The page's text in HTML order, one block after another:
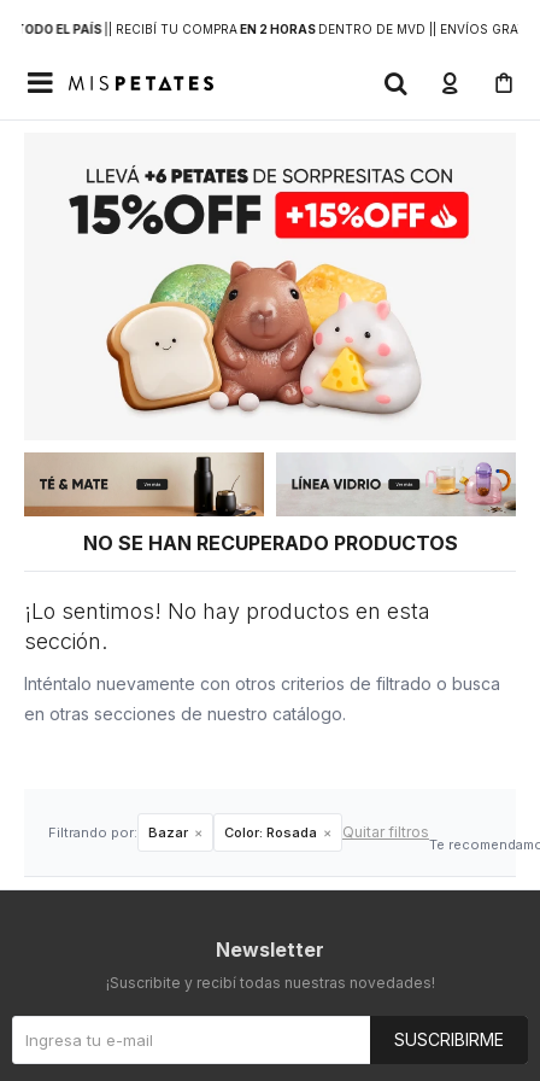
TODO EL PAÍS | RECIBÍ TU COMPRAEN 2 HORAS DENTRO DE MVD | | ENVÍOS GRATIS

NO SE HAN RECUPERADO PRODUCTOS
¡Lo sentimos! No hay productos en esta
sección.
Inténtalo nuevamente con otros criterios de filtrado o busca
en otras secciones de nuestro catálogo.
Filtrando por: Bazar Color: Rosada Quitar filtros
Te
Newsletter
¡Suscribite y recibí todas nuestras novedades!
SUSCRIBIRME